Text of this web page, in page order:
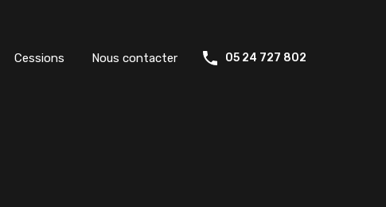
Cessions Nous contacter 05 24 727 802